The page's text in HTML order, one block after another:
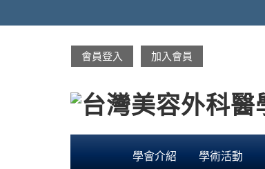
會員登入 加入會員
學會介紹 學術活動